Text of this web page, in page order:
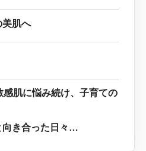
美肌へ
肌に悩み続け、子育ての
向き合った日々…